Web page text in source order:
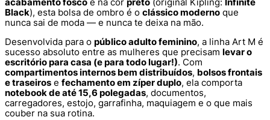
acabamento fosco e na cor preto (original Kipling: Infinite
Black), esta bolsa de ombro é o clássico moderno que
nunca sai de moda — e nunca te deixa na mão.
Desenvolvida para o público adulto feminino, a linha Art M é
sucesso absoluto entre as mulheres que precisam levar o
escritório para casa (e para todo lugar!). Com
compartimentos internos bem distribuídos, bolsos frontais
e traseiros e fechamento em zíper duplo, ela comporta
notebook de até 15,6 polegadas, documentos,
carregadores, estojo, garrafinha, maquiagem e o que mais
couber na sua rotina.